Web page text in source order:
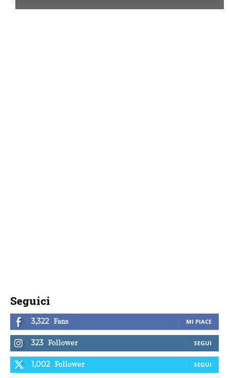
Seguici
3,322 Fans MI PIACE
323 Follower SEGUI
1,002 Follower SEGUI